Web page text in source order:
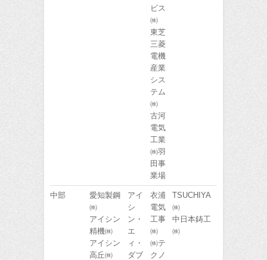
ビス
㈱
東芝
三菱
電機
産業
シス
テム
㈱
古河
電気
工業
㈱羽
田事
業場
中部
愛知製鋼
㈱
アイシン
精機㈱
アイシン
高丘㈱
アイ
シ
ン・
エ
ィ・
ダブ
衣浦
電気
工事
㈱
㈱テ
クノ
TSUCHIYA
㈱
中日本鋳工
㈱